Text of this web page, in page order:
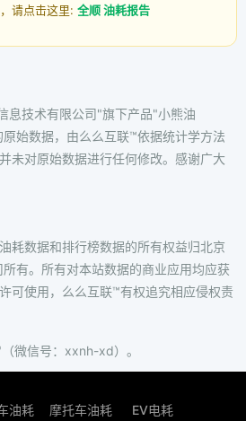
请点击这里: 全顺 油耗报告
息技术有限公司"旗下产品"小熊油
始数据，由么么互联™依据统计学方法
未对原始数据进行任何修改。感谢广大
耗数据和排行榜数据的所有权益归北京
有。所有对本站数据的商业应用均应获
可使用，么么互联™有权追究相应侵权责
微信号：xxnh-xd）。
油耗 摩托车油耗 EV电耗